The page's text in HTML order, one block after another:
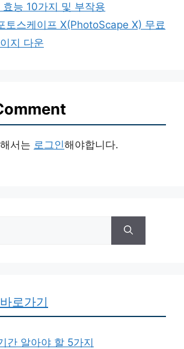
효능 10가지 및 부작용
토스케이프 X(PhotoScape X) 무료
지 다운
서는 로그인해야합니다.
로가기
간 알아야 할 5가지